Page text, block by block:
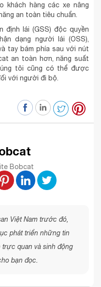
khách hàng các xe nâng
an toàn tiêu chuẩn.
định lái (GSS) độc quyền
dạng người lái (OSS),
tay bám phía sau với nút
an toàn hơn, năng suất
tôi cũng có thể được
với người đi bộ.
Bobcat
Việt Nam trước đó,
phát triển những tin
quan và sinh động
bạn đọc.